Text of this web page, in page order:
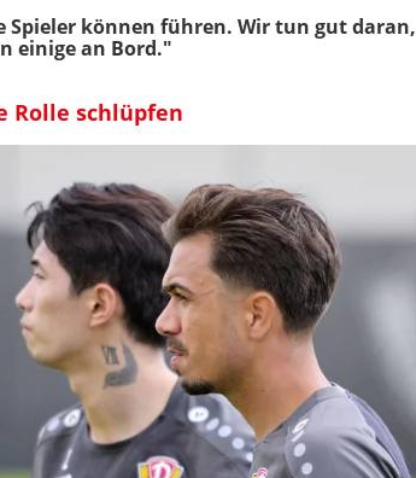
können führen. Wir tun gut daran,
einige an Bord."
Rolle schlüpfen